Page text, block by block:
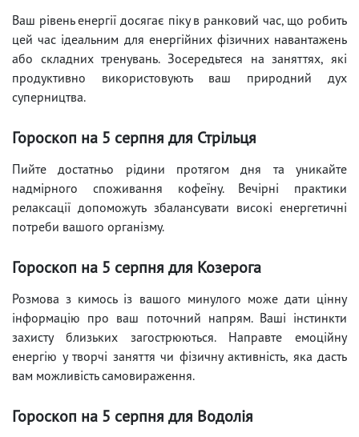
Ваш рівень енергії досягає піку в ранковий час, що робить
цей час ідеальним для енергійних фізичних навантажень
або складних тренувань. Зосередьтеся на заняттях, які
продуктивно використовують ваш природний дух
суперництва.
Гороскоп на 5 серпня для Стрільця
Пийте достатньо рідини протягом дня та уникайте
надмірного споживання кофеїну. Вечірні практики
релаксації допоможуть збалансувати високі енергетичні
потреби вашого організму.
Гороскоп на 5 серпня для Козерога
Розмова з кимось із вашого минулого може дати цінну
інформацію про ваш поточний напрям. Ваші інстинкти
захисту близьких загострюються. Направте емоційну
енергію у творчі заняття чи фізичну активність, яка дасть
вам можливість самовираження.
Гороскоп на 5 серпня для Водолія